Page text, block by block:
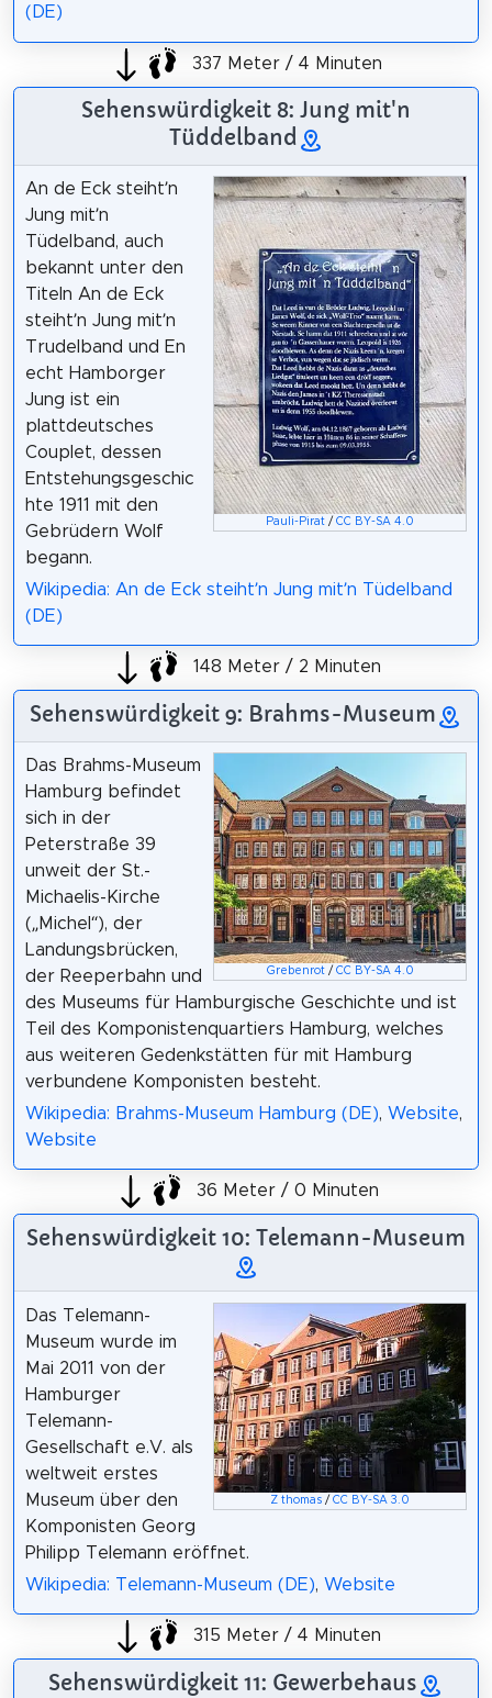
(DE)
337 Meter / 4 Minuten
Sehenswürdigkeit 8: Jung mit'n
Tüddelband
Pauli-Pirat /CC BY-SA 4.0
An de Eck steiht’n
Jung mit’n
Tüdelband, auch
bekannt unter den
Titeln An de Eck
steiht’n Jung mit’n
Trudelband und En
echt Hamborger
Jung ist ein
plattdeutsches
Couplet, dessen
Entstehungsgeschic
hte 1911 mit den
Gebrüdern Wolf
begann.
Wikipedia: An de Eck steiht’n Jung mit’n Tüdelband
(DE)
148 Meter / 2 Minuten
Sehenswürdigkeit 9: Brahms-Museum
Grebenrot/ CC BY-SA 4.0
Das Brahms-Museum
Hamburg befindet
sich in der
Peterstraße 39
unweit der St.-
Michaelis-Kirche
(„Michel“), der
Landungsbrücken,
der Reeperbahn und
des Museums für Hamburgische Geschichte und ist
Teil des Komponistenquartiers Hamburg, welches
aus weiteren Gedenkstätten für mit Hamburg
verbundene Komponisten besteht.
Wikipedia: Brahms-Museum Hamburg (DE), Website,
Website
36 Meter / 0 Minuten
Sehenswürdigkeit 10: Telemann-Museum
Z thomas /CC BY-SA 3.0
Das Telemann-
Museum wurde im
Mai 2011 von der
Hamburger
Telemann-
Gesellschaft e.V. als
weltweit erstes
Museum über den
Komponisten Georg
Philipp Telemann eröffnet.
Wikipedia: Telemann-Museum (DE), Website
315 Meter / 4 Minuten
Sehenswürdigkeit 11: Gewerbehaus